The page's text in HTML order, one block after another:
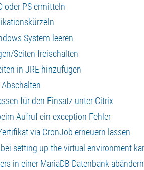
oder PS ermitteln
System leeren
Seiten freischalten
in JRE hinzufügen
für den Einsatz unter Citrix
Aufruf ein exception Fehler
via CronJob erneuern lassen
setting up the virtual environment
in einer MariaDB Datenbank abändern